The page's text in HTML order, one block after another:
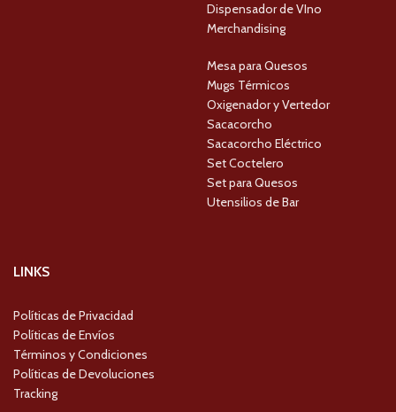
Dispensador de VIno
Merchandising
Mesa para Quesos
Mugs Térmicos
Oxigenador y Vertedor
Sacacorcho
Sacacorcho Eléctrico
Set Coctelero
Set para Quesos
Utensilios de Bar
LINKS
Políticas de Privacidad
Políticas de Envíos
Términos y Condiciones
Políticas de Devoluciones
Tracking